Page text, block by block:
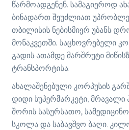
წარმოადგენენ. სამაგიეროდ
ბინადართ შეუძლიათ
თბილისის ნებისმიერ უბანს
მონაკვეთში. საცხოვრებელი
გადის ათამდე მარშრუტი
ტრანსპორტისა.
ახალაშენებული კორპუსის
დიდი სუპერმარკეტი, მრავალი
შორის სასურსათო,
სკოლა და საბავშვო ბაღი.